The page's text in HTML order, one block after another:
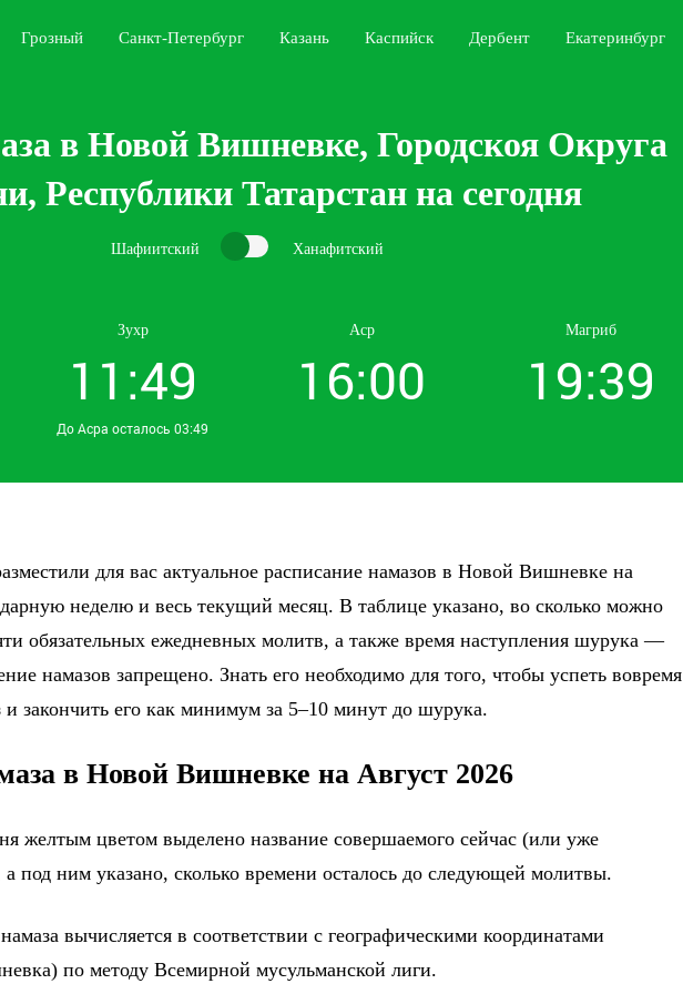
Грозный Санкт-Петербург Казань Каспийск Дербент Екатеринбург
в Новой Вишневке, Городскоя Округа
Республики Татарстан на сегодня
Шафиитский Ханафитский
Зухр
11:49
До Асра осталось 03:49
Аср
16:00
Магриб
19:39
для вас актуальное расписание намазов в Новой Вишневке на
неделю и весь текущий месяц. В таблице указано, во сколько можно
обязательных ежедневных молитв, а также время наступления шурука —
намазов запрещено. Знать его необходимо для того, чтобы успеть вовремя
и закончить его как минимум за 5–10 минут до шурука.
в Новой Вишневке на Август 2026
желтым цветом выделено название совершаемого сейчас (или уже
под ним указано, сколько времени осталось до следующей молитвы.
вычисляется в соответствии с географическими координатами
по методу Всемирной мусульманской лиги.